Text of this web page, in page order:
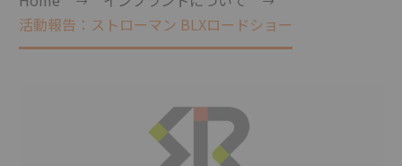
活動報告：ストローマン BLXロードショー